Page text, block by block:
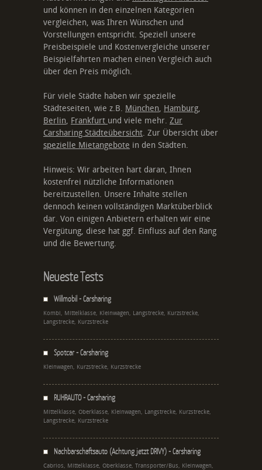
und können in den einzelnen Kategorien
vergleichen, was Ihren Wünschen und
Vorstellungen entspricht. Speziell unsere
Preisbeispiele und Kostenvergleiche unserer
Beispielfahrten machen einen Vergleich auch
über den Preis möglich.
Für viele Städte haben wir spezielle
Städteseiten, wie z.B. München, Hamburg,
Berlin, Frankfurt und viele mehr. Zur
Carsharing Städteübersicht. Zur Übersicht über
spezielle Mietangebote in den Städten.
Hinweis: Wir arbeiten hart daran, Ihnen
kostenfrei nützliche Informationen
bereitzustellen. Unsere Inhalte stellen
dennoch keinen vollständigen Marktüberblick
dar. Von einigen Anbietern erhalten wir eine
Vergütung, diese hat ggf. Einfluss auf den Rang
und die Bewertung.
Neueste Tests
Willmobil - Carsharing
Kombi, Mittelklasse, Kleinwagen, Langstrecke, Kurzstrecke,
Langstrecke, Kurzstrecke
Spotcar - Carsharing
Kleinwagen, Kurzstrecke, Kurzstrecke
RUHRAUTO - Carsharing
Mittelklasse, Oberklasse, Kleinwagen, Langstrecke, Kurzstrecke,
Langstrecke, Kurzstrecke
Nachbarschaftsauto (Achtung jetzt DRIVY) - Carsharing
Cabrios, Mittelklasse, Oberklasse, Transporter/Bus, Kleinwagen,